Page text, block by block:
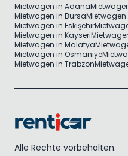
Mietwagen in Adana
Mietwagen in BursaMietwagen
Mietwagen in Eskişehir
Mietwagen in Kayseri
Mietwagen in Malatya
Mietwagen in Osmaniye
Mietwagen in Trabzon
Alle Rechte vorbehalten.